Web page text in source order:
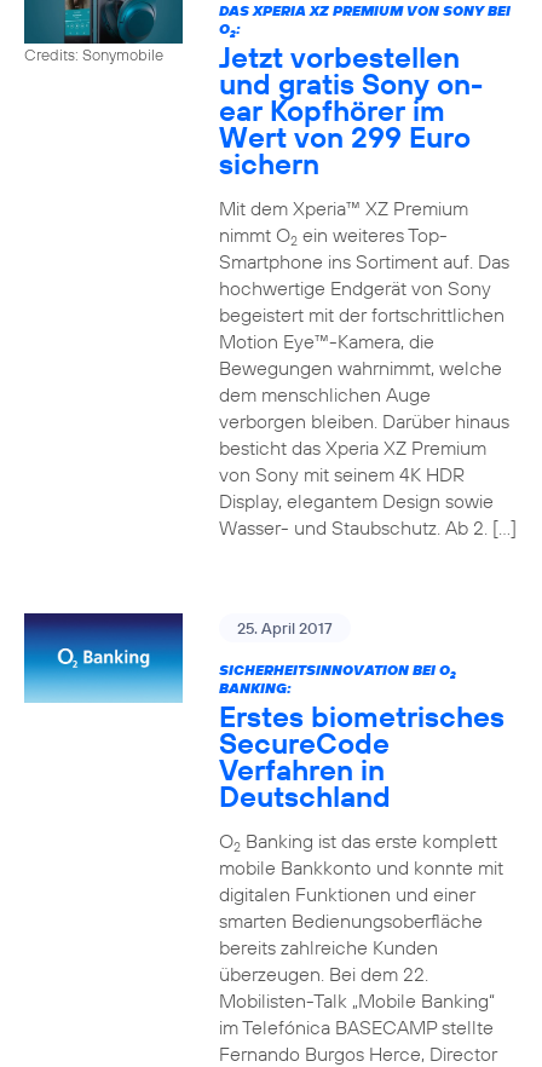
Credits: Sonymobile
DAS XPERIA XZ PREMIUM VON SONY BEI
O2:
Jetzt vorbestellen
und gratis Sony on-
ear Kopfhörer im
Wert von 299 Euro
sichern
Mit dem Xperia™ XZ Premium
nimmt O2ein weiteres Top-
Smartphone ins Sortiment auf. Das
hochwertige Endgerät von Sony
begeistert mit der fortschrittlichen
Motion Eye™-Kamera, die
Bewegungen wahrnimmt, welche
dem menschlichen Auge
verborgen bleiben. Darüber hinaus
besticht das Xperia XZ Premium
von Sony mit seinem 4K HDR
Display, elegantem Design sowie
Wasser- und Staubschutz. Ab 2. […]
25. April 2017
SICHERHEITSINNOVATION BEI O2
BANKING:
Erstes biometrisches
SecureCode
Verfahren in
Deutschland
O2Banking ist das erste komplett
mobile Bankkonto und konnte mit
digitalen Funktionen und einer
smarten Bedienungsoberfläche
bereits zahlreiche Kunden
überzeugen. Bei dem 22.
Mobilisten-Talk „Mobile Banking“
im Telefónica BASECAMP stellte
Fernando Burgos Herce, Director